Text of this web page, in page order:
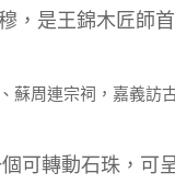
，是王錦木匠師
可轉動石珠，可